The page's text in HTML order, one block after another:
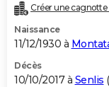
Créer une cagnotte
Naissance
11/12/1930 à
Décès
10/10/2017 à Senlis (